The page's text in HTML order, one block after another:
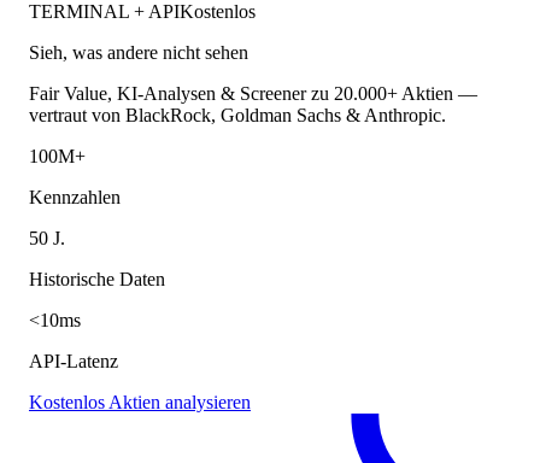
TERMINAL + APIKostenlos
Sieh, was andere nicht sehen
Fair Value, KI-Analysen & Screener zu 20.000+ Aktien —
vertraut von BlackRock, Goldman Sachs & Anthropic.
100M+
Kennzahlen
50 J.
Historische Daten
<10ms
API-Latenz
Kostenlos Aktien analysieren